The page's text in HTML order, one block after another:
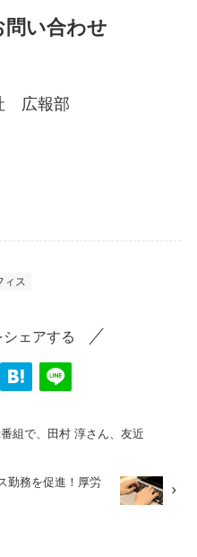
い合わせ
広報部
ィス
ェアする
組で、田村 淳さん、友近
勤務を促進！厚労